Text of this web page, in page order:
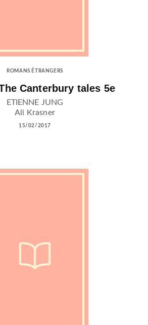
ROMANS ÉTRANGERS
Canterbury tales 5e
ETIENNE JUNG
Ali Krasner
15/02/2017